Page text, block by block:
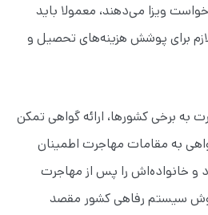
ویزا می‌دهند، معمولا باید
برای پوشش هزینه‌های تحصیل و
به برخی کشورها، ارائه گواهی تمکن
به مقامات مهاجرت اطمینان
و خانواده‌اش را پس از مهاجرت
دوش سیستم رفاهی کشور مقصد